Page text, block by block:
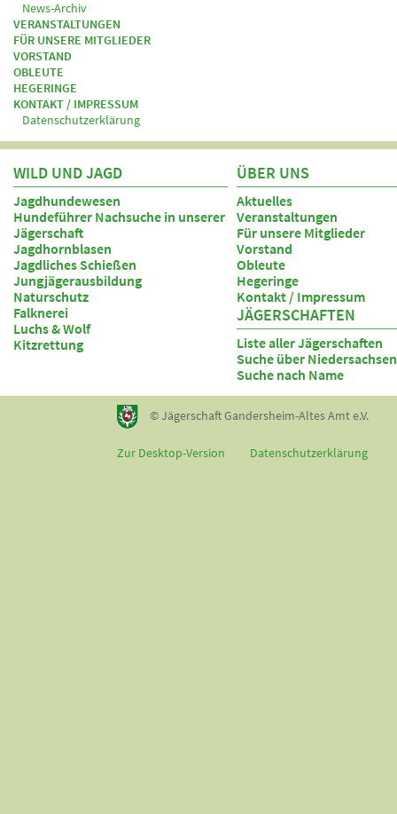
News-Archiv
VERANSTALTUNGEN
FÜR UNSERE MITGLIEDER
VORSTAND
OBLEUTE
HEGERINGE
KONTAKT / IMPRESSUM
Datenschutzerklärung
WILD UND JAGD
Jagdhundewesen
Hundeführer Nachsuche in unserer
Jägerschaft
Jagdhornblasen
Jagdliches Schießen
Jungjägerausbildung
Naturschutz
Falknerei
Luchs & Wolf
Kitzrettung
ÜBER UNS
Aktuelles
Veranstaltungen
Für unsere Mitglieder
Vorstand
Obleute
Hegeringe
Kontakt / Impressum
JÄGERSCHAFTEN
Liste aller Jägerschaften
Suche über
Suche nach Name
© Jägerschaft Gandersheim-Altes Amt e.V.
Zur Desktop-Version Datenschutzerklärung